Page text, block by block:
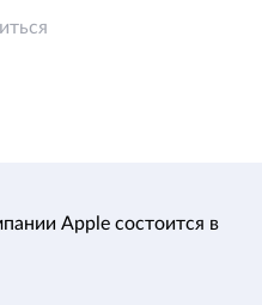
Apple состоится в